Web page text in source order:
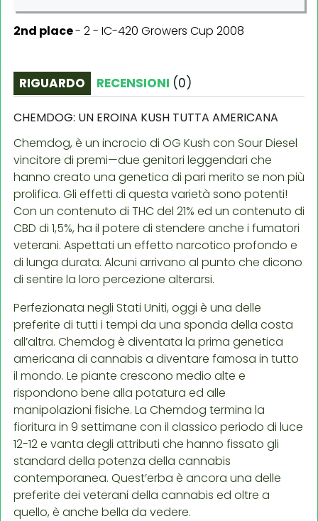
2nd place- 2 - IC-420 Growers Cup 2008
RIGUARDO RECENSIONI (0)
CHEMDOG: UN EROINA KUSH TUTTA AMERICANA
Chemdog, è un incrocio di OG Kush con Sour Diesel
vincitore di premi—due genitori leggendari che
hanno creato una genetica di pari merito se non più
prolifica. Gli effetti di questa varietà sono potenti!
Con un contenuto di THC del 21% ed un contenuto di
CBD di 1,5%, ha il potere di stendere anche i fumatori
veterani. Aspettati un effetto narcotico profondo e
di lunga durata. Alcuni arrivano al punto che dicono
di sentire la loro percezione alterarsi.
Perfezionata negli Stati Uniti, oggi è una delle
preferite di tutti i tempi da una sponda della costa
all’altra. Chemdog è diventata la prima genetica
americana di cannabis a diventare famosa in tutto
il mondo. Le piante crescono medio alte e
rispondono bene alla potatura ed alle
manipolazioni fisiche. La Chemdog termina la
fioritura in 9 settimane con il classico periodo di luce
12-12 e vanta degli attributi che hanno fissato gli
standard della potenza della cannabis
contemporanea. Quest’erba è ancora una delle
preferite dei veterani della cannabis ed oltre a
quello, è anche bella da vedere.